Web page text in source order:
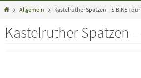
Startseite
Allgemein Kastelruther Spatzen – E-BIKE Tour
Kastelruther Spatzen